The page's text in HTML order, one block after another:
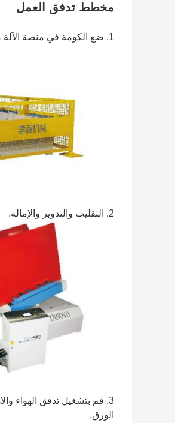
مخطط تدفق العمل
1. ضع الكومة في منصة الآلة مع عربة هيدروليكية.
2. التقليب والتدوير والإمالة.
3. قم بتشغيل تدفق الهواء
الورق.